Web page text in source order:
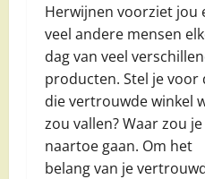
Herwijnen voorziet jou
veel andere mensen
dag van veel
producten. Stel je voor
die vertrouwde winkel
zou vallen? Waar zou
naartoe gaan. Om het
belang van je